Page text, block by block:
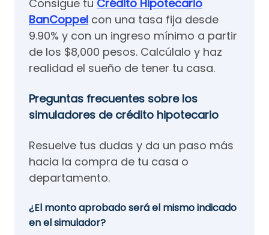
Consigue tu Crédito Hipotecario
BanCoppel con una tasa fija desde
9.90% y con un ingreso mínimo a partir
de los $8,000 pesos. Calcúlalo y haz
realidad el sueño de tener tu casa.
Preguntas frecuentes sobre los
simuladores de crédito hipotecario
Resuelve tus dudas y da un paso más
hacia la compra de tu casa o
departamento.
¿El monto aprobado será el mismo indicado
en el simulador?